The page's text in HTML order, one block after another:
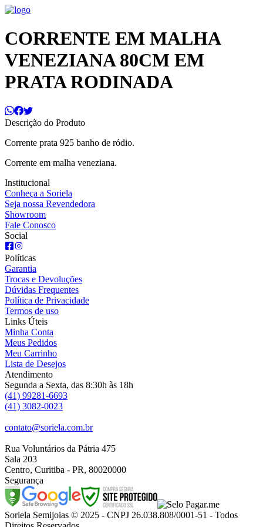
CORRENTE EM MALHA
VENEZIANA 80CM EM
PRATA RODINADA
Descrição do Produto
Corrente prata 925 banho de ródio.
Corrente em malha veneziana.
Institucional
Conheça a Soriela
Seja nossa Revendedora
Showroom
Fale Conosco
Social
Políticas
Garantia
Trocas e Devoluções
Dúvidas Frequentes
Política de Privacidade
Termos de uso
Links Úteis
Minha Conta
Meus Pedidos
Meu Carrinho
Lista de Desejos
Atendimento
Segunda a Sexta, das 8:30h às 18h
(41) 99281-6693
(41) 3082-0023
contato@soriela.com.br
Rua Voluntários da Pátria 475
Sala 203
Centro, Curitiba - PR, 80020000
Segurança
Soriela Semijoias © 2025 - CNPJ 26.038.808/0001-51 - Todos